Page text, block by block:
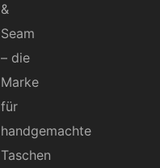
&
Seam
– die
Marke
für
handgemachte
Taschen